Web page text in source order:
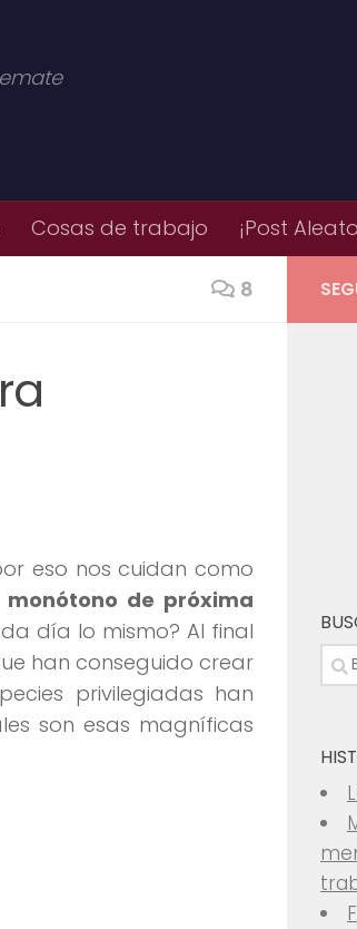
Cosas de trabajo ¡Post
8
eso nos cuidan como
de próxima
día lo mismo? Al final
han conseguido crear
privilegiadas han
son esas magníficas